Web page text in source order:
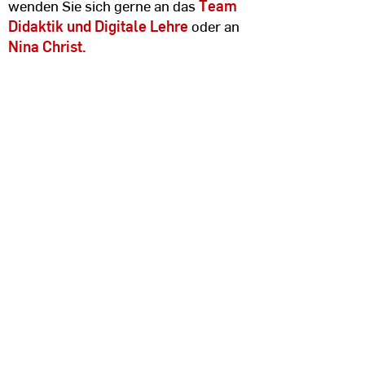
wenden Sie sich gerne an dasTeam
Didaktik und Digitale Lehre oder an
Nina Christ.